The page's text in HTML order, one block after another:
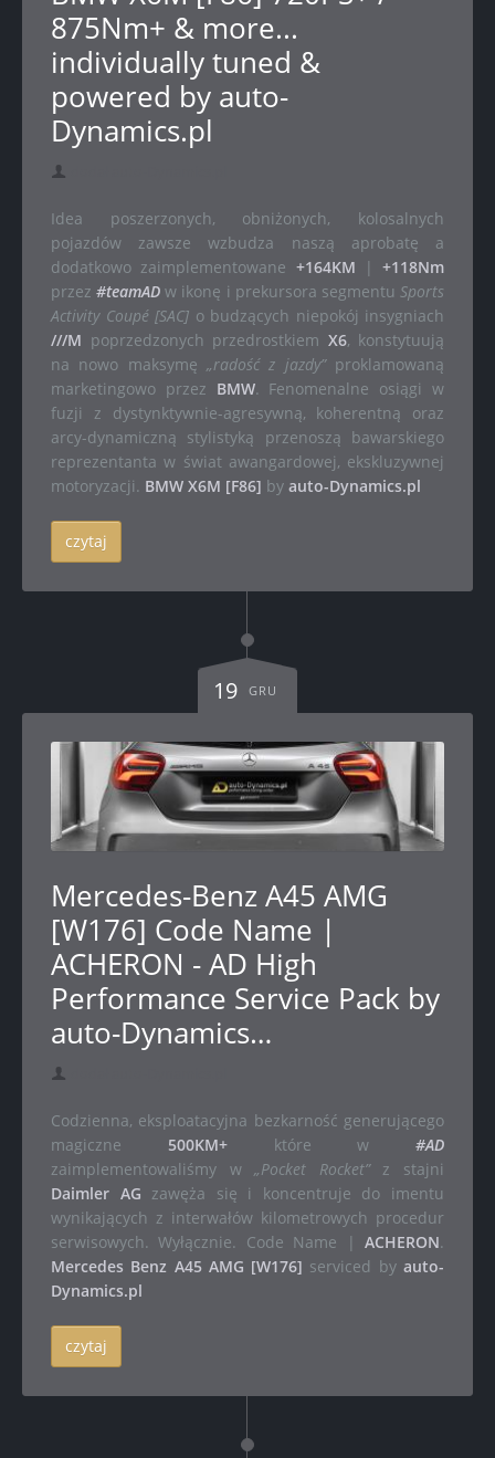
875Nm+ & more...
individually tuned &
powered by auto-
Dynamics.pl
Idea poszerzonych, obniżonych, kolosalnych
pojazdów zawsze wzbudza naszą aprobatę a
dodatkowo zaimplementowane +164KM | +118Nm
przez#teamAD w ikonę i prekursora segmentuSports
Activity Coupé [SAC] o budzących niepokój insygniach
///M poprzedzonych przedrostkiem X6, konstytuują
na nowo maksymę „radość z jazdy”proklamowaną
marketingowo przez BMW. Fenomenalne osiągi w
fuzji z dystynktywnie-agresywną, koherentną oraz
arcy-dynamiczną stylistyką przenoszą bawarskiego
reprezentanta w świat awangardowej, ekskluzywnej
motoryzacji. BMW X6M [F86] by auto-Dynamics.pl
czytaj
19 GRU
Mercedes-Benz A45 AMG
[W176] Code Name |
ACHERON - AD High
Performance Service Pack by
auto-Dynamics…
Codzienna, eksploatacyjna bezkarność generującego
magiczne 500KM+które w #AD
zaimplementowaliśmy w„Pocket Rocket”z stajni
Daimler AG zawęża się i koncentruje do imentu
wynikających z interwałów kilometrowych procedur
serwisowych. Wyłącznie. Code Name | ACHERON.
Mercedes Benz A45 AMG [W176] serviced byauto-
Dynamics.pl
czytaj